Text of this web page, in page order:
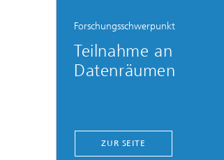
Forschungsschwerpunkt
Teilnahme an
Datenräumen
ZUR SEITE